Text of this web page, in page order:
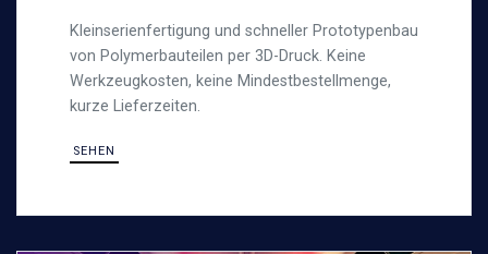
Kleinserienfertigung und schneller Prototypenbau
von Polymerbauteilen per 3D-Druck. Keine
Werkzeugkosten, keine Mindestbestellmenge,
kurze Lieferzeiten.
SEHEN